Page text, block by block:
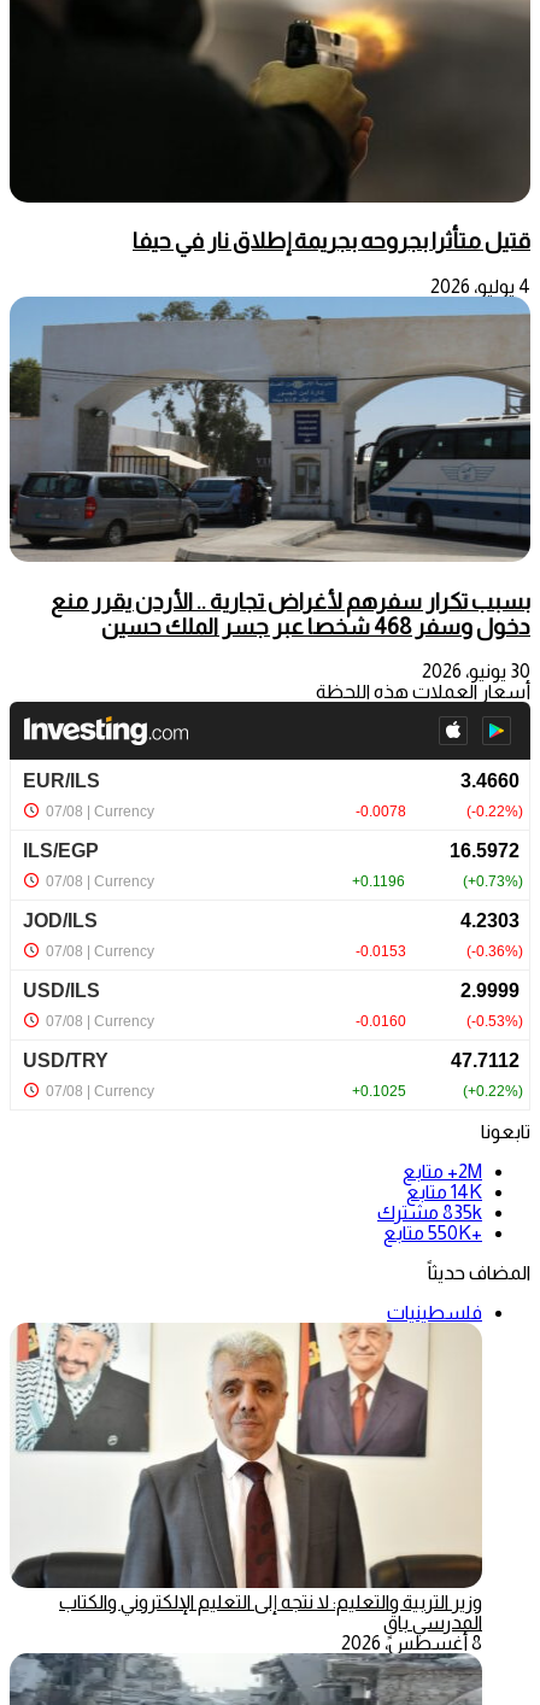
قتيل متأثرا بجروحه بجريمة إطلاق نار في حيفا
4 يوليو، 2026
بسبب تكرار سفرهم لأغراض تجارية .. الأردن يقرر منع
دخول وسفر 468 شخصا عبر جسر الملك حسين
30 يونيو، 2026
أسعار العملات هذه اللحظة
تابعونا
2M+
متابع
14K متابع
835k مشترك
+550K
متابع
المضاف حديثاً
فلسطينيات
وزير التربية والتعليم: لا نتجه إلى التعليم الإلكتروني والكتاب
المدرسي باقٍ
8 أغسطس، 2026